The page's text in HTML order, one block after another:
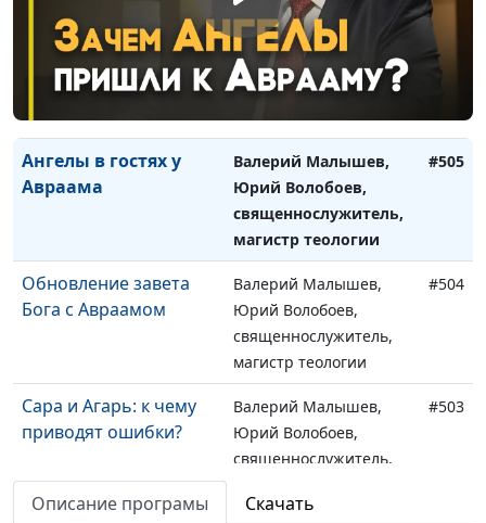
Суд над Содомом.
Можно ли уговорить
Бога поменять
решение
Валерий Малышев,
Юрий Волобоев,
священнослужитель,
магистр теологии
#506
Ангелы в гостях у
Авраама
Валерий Малышев,
Юрий Волобоев,
священнослужитель,
магистр теологии
#505
Обновление завета
Бога с Авраамом
Валерий Малышев,
Юрий Волобоев,
священнослужитель,
магистр теологии
#504
Сара и Агарь: к чему
приводят ошибки?
Валерий Малышев,
Юрий Волобоев,
священнослужитель,
#503
Описание програмы Скачать